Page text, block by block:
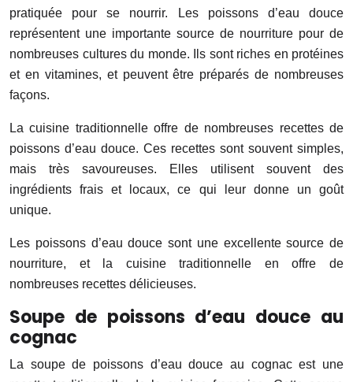
pratiquée pour se nourrir. Les poissons d’eau douce
représentent une importante source de nourriture pour de
nombreuses cultures du monde. Ils sont riches en protéines
et en vitamines, et peuvent être préparés de nombreuses
façons.
La cuisine traditionnelle offre de nombreuses recettes de
poissons d’eau douce. Ces recettes sont souvent simples,
mais très savoureuses. Elles utilisent souvent des
ingrédients frais et locaux, ce qui leur donne un goût
unique.
Les poissons d’eau douce sont une excellente source de
nourriture, et la cuisine traditionnelle en offre de
nombreuses recettes délicieuses.
Soupe de poissons d’eau douce au
cognac
La soupe de poissons d’eau douce au cognac est une